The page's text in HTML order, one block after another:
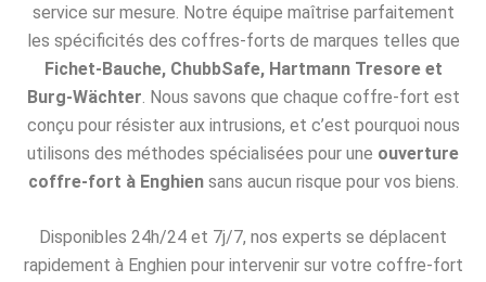
service sur mesure. Notre équipe maîtrise parfaitement
les spécificités des coffres-forts de marques telles que
Fichet-Bauche, ChubbSafe, Hartmann Tresore et
Burg-Wächter . Nous savons que chaque coffre-fort est
conçu pour résister aux intrusions, et c’est pourquoi nous
utilisons des méthodes spécialisées pour une ouverture
coffre-fort à Enghiensans aucun risque pour vos biens.
Disponibles 24h/24 et 7j/7, nos experts se déplacent
rapidement à Enghien pour intervenir sur votre coffre-fort